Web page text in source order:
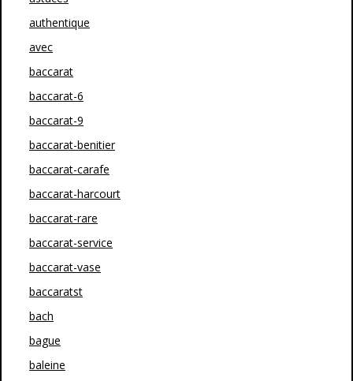
authentique
avec
baccarat
baccarat-6
baccarat-9
baccarat-benitier
baccarat-carafe
baccarat-harcourt
baccarat-rare
baccarat-service
baccarat-vase
baccaratst
bach
bague
baleine